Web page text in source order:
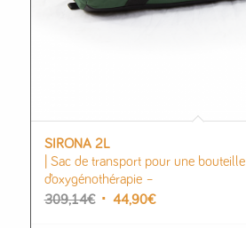
SIRONA 2L
| Sac de transport pour une bouteille
d’oxygénothérapie –
309,14€ Le44,90€Le